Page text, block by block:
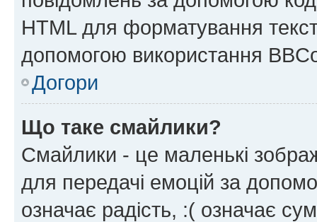
HTML для форматування
допомогою використання
Догори
Що таке смайлики?
Смайлики - це маленькі
для передачі емоцій за
означає радість, :( означає